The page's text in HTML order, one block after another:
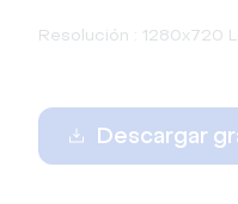
Resolución : 1280x720
Descargar